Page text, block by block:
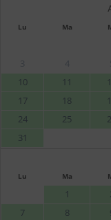
Lu Ma
3
4
10
11
17
18
24
25
31
Lu Ma
1
7
8